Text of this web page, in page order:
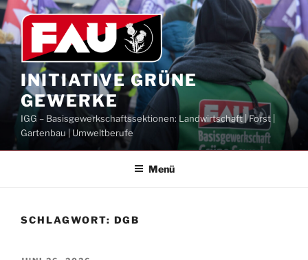
Zum
Inhalt
springen
INITIATIVE GRÜNE
GEWERKE
IGG – Basisgewerkschaftssektionen: Landwirtschaft | Forst |
Gartenbau | Umweltberufe
Menü
SCHLAGWORT: DGB